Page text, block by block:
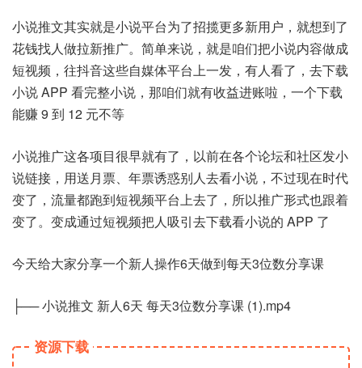
小说推文其实就是小说平台为了招揽更多新用户，就想到了
花钱找人做拉新推广。简单来说，就是咱们把小说内容做成
短视频，往抖音这些自媒体平台上一发，有人看了，去下载
小说 APP 看完整小说，那咱们就有收益进账啦，一个下载
能赚 9 到 12 元不等
小说推广这各项目很早就有了，以前在各个论坛和社区发小
说链接，用送月票、年票诱惑别人去看小说，不过现在时代
变了，流量都跑到短视频平台上去了，所以推广形式也跟着
变了。变成通过短视频把人吸引去下载看小说的 APP 了
今天给大家分享一个新人操作6天做到每天3位数分享课
├── 小说推文 新人6天 每天3位数分享课 (1).mp4
资源下载